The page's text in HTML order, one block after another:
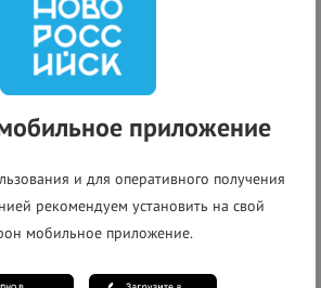
приложение
и для оперативного получения
рекомендуем установить на свой
мобильное приложение.